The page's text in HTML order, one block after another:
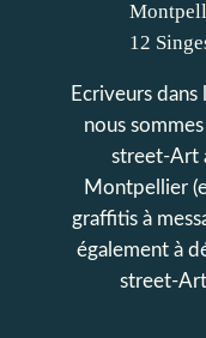
Ecriveurs
nous
street-Art
Montpellier
graffitis à
également à
street-